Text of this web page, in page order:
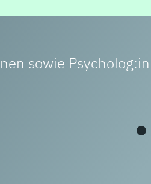
Uhr (weitere